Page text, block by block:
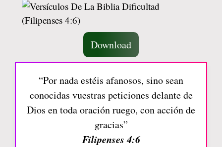
Download
“Por nada estéis afanosos, sino sean
conocidas vuestras peticiones delante de
Dios en toda oración ruego, con acción de
gracias”
Filipenses 4:6